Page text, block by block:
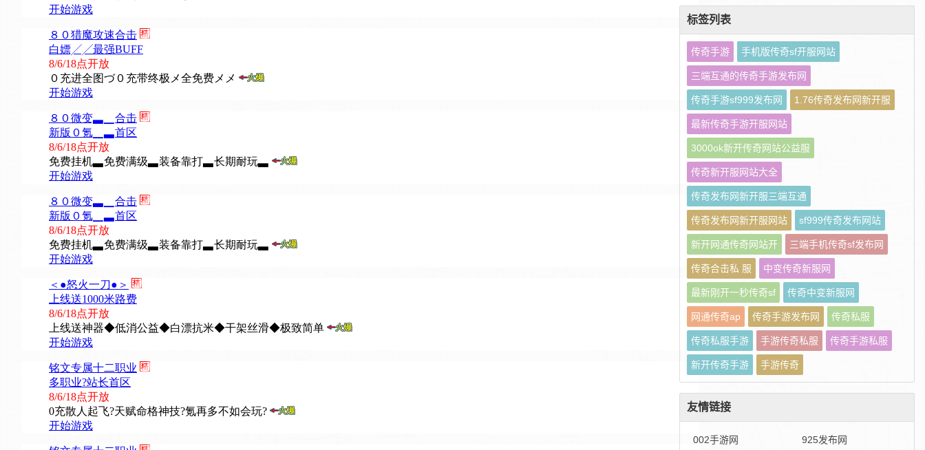
标签列表
传奇手游 手机版传奇sf开服网站
三端互通的传奇手游发布网
传奇手游sf999发布网 1.76传奇发布网新开服
最新传奇手游开服网站
3000ok新开传奇网站公益服
传奇新开服网站大全
传奇发布网新开服三端互通
传奇发布网新开服网站 sf999传奇发布网站
新开网通传奇网站开 三端手机传奇sf发布网
传奇合击私 服 中变传奇新服网
最新刚开一秒传奇sf 传奇中变新服网
网通传奇ap 传奇手游发布网 传奇私服
传奇私服手游 手游传奇私服 传奇手游私服
新开传奇手游 手游传奇
友情链接
002手游网 925发布网